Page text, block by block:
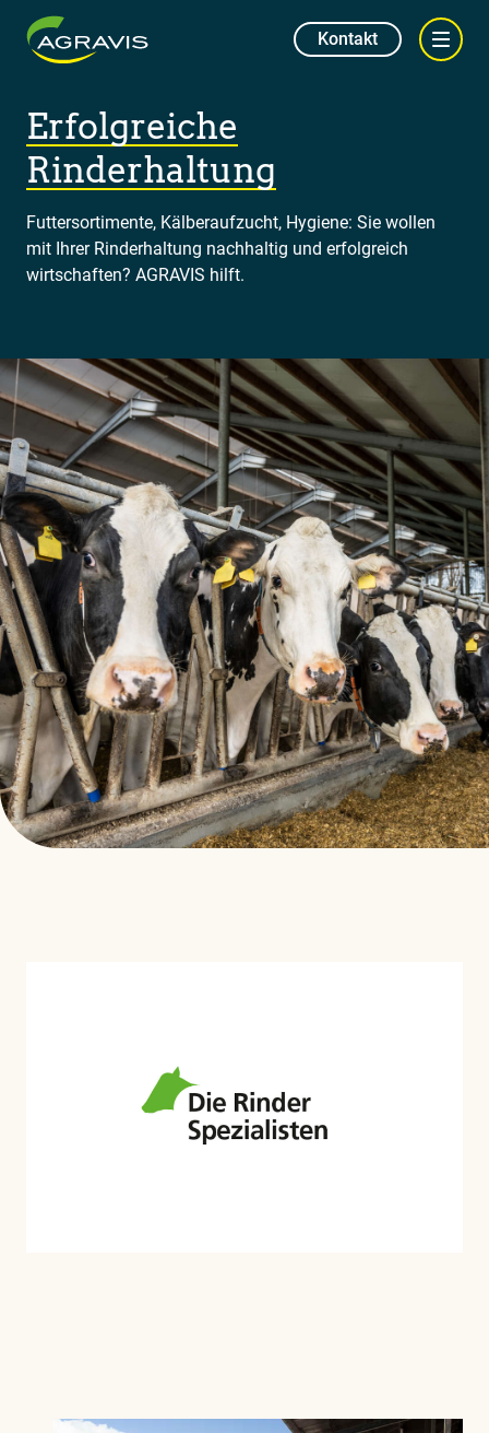
Kontakt
Erfolgreiche
Rinderhaltung
Futtersortimente, Kälberaufzucht, Hygiene: Sie wollen
mit Ihrer Rinderhaltung nachhaltig und erfolgreich
wirtschaften? AGRAVIS hilft.